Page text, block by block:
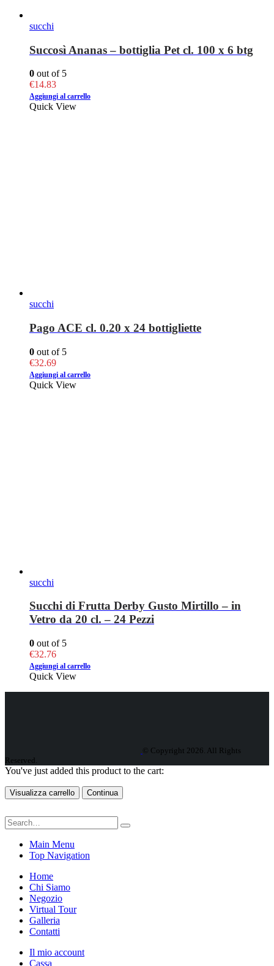
succhi
Succosì Ananas – bottiglia Pet cl. 100 x 6 btg
0 out of 5
€14.83
Aggiungi al carrello
Quick View
succhi
Pago ACE cl. 0.20 x 24 bottigliette
0 out of 5
€32.69
Aggiungi al carrello
Quick View
succhi
Succhi di Frutta Derby Gusto Mirtillo – in
Vetro da 20 cl. – 24 Pezzi
0 out of 5
€32.76
Aggiungi al carrello
Quick View
© Copyright 2026. All Rights
Reserved.
You've just added this product to the cart:
Visualizza carrello Continua
Main Menu
Top Navigation
Home
Chi Siamo
Negozio
Virtual Tour
Galleria
Contatti
Il mio account
Cassa